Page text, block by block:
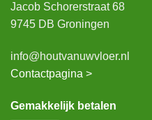
Jacob Schorerstraat 68
9745 DB Groningen
info@houtvanuwvloer.nl
Contactpagina >
Gemakkelijk betalen